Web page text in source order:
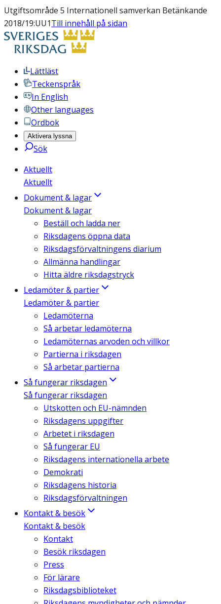
Utgiftsområde 5 Internationell samverkan Betänkande
2018/19:UU1Till innehåll på sidan
Lättläst
Teckenspråk
In English
Other languages
Ordbok
Aktivera lyssna
Sök
Aktuellt
Aktuellt
Dokument & lagar
Dokument & lagar
Beställ och ladda ner
Riksdagens öppna data
Riksdagsförvaltningens diarium
Allmänna handlingar
Hitta äldre riksdagstryck
Ledamöter & partier
Ledamöter & partier
Ledamöterna
Så arbetar ledamöterna
Ledamöternas arvoden och villkor
Partierna i riksdagen
Så arbetar partierna
Så fungerar riksdagen
Så fungerar riksdagen
Utskotten och EU-nämnden
Riksdagens uppgifter
Arbetet i riksdagen
Så fungerar EU
Riksdagens internationella arbete
Demokrati
Riksdagens historia
Riksdagsförvaltningen
Kontakt & besök
Kontakt & besök
Kontakt
Besök riksdagen
Press
För lärare
Riksdagsbiblioteket